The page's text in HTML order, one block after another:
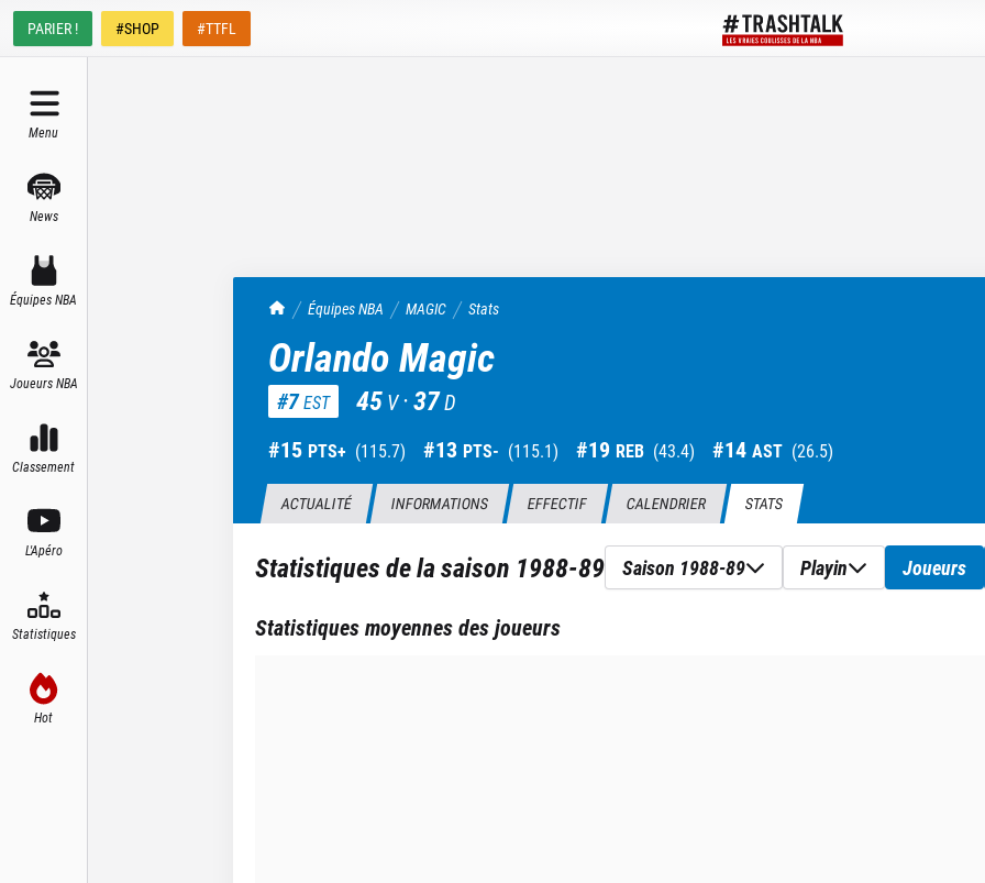
PARIER ! #SHOP #TTFL
Menu
News
Équipes NBA
Joueurs NBA
Classement
L'Apéro
Statistiques
Hot
TrashTalk Actu NBA
Équipes NBA MAGIC Stats
Orlando Magic
#7EST 45 V ·37D
#15 PTS+ (115.7) #13 PTS- (115.1) #19 REB (43.4) #14 AST (26.5)
ACTUALITÉ INFORMATIONS EFFECTIF CALENDRIER STATS
Statistiques de la saison 1988-89 Saison 1988-89 Playin Joueurs
Statistiques moyennes des joueurs